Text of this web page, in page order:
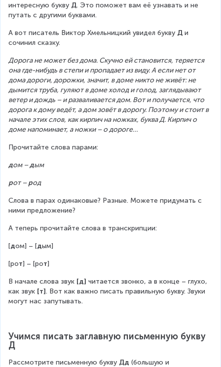
интересную букву Д. Это поможет вам её узнавать и не
путать с другими буквами.
А вот писатель Виктор Хмельницкий увидел букву Д и
сочинил сказку.
Дорога не может без дома. Скучно ей становится, теряется
она где-нибудь в степи и пропадает из виду. А если нет от
дома дороги, дорожки, значит, в доме никто не живёт: не
дымится труба, гуляют в доме холод и голод, заглядывают
ветер и дождь – и разваливается дом. Вот и получается, что
дорога к дому ведёт, а дом зовёт в дорогу. Поэтому и стоит в
начале этих слов, как кирпич на ножках, буква Д. Кирпич о
доме напоминает, а ножки – о дороге…
Прочитайте слова парами:
дом – дым
рот – род
Слова в парах одинаковые? Разные. Можете придумать с
ними предложение?
А теперь прочитайте слова в транскрипции:
[дом] – [дым]
[рот] – [рот]
В начале слова звук [д] читается звонко, а в конце – глухо,
как звук [т]. Вот как важно писать правильную букву. Звуки
могут нас запутывать.
Учимся писать заглавную письменную букву
Д
Рассмотрите письменную букву Дд (большую и